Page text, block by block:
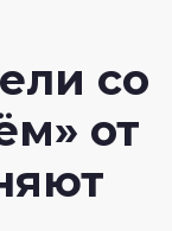
со
от